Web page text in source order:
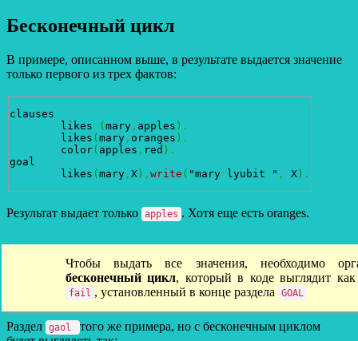
Бесконечный цикл
В примере, описанном выше, в результате выдается значение
только первого из трех фактов:
clauses
likes
( mary , apples ) .
	likes
( mary , oranges ) .
  	color
( apples , red ) .
goal
likes ( mary , X ) , write ( "mary lyubit " , X ) .
Результат выдает только apples . Хотя еще есть oranges.
Чтобы выдать все значения, необходимо
бесконечный цикл, который в коде выглядит как
fail , установленный в конце раздела GOAL
Раздел gaol
того же примера, но с бесконечным циклом